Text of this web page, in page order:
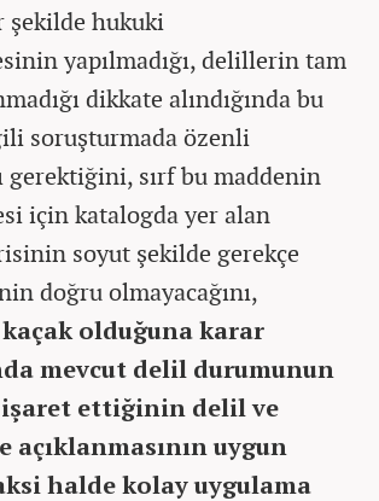
şekilde hukuki
yapılmadığı, delillerin tam
dikkate alındığında bu
soruşturmada özenli
gerektiğini, sırf bu maddenin
için katalogda yer alan
soyut şekilde gerekçe
doğru olmayacağını,
olduğuna karar
mevcut delil durumunun
işaret ettiğinin delil ve
açıklanmasının uygun
halde kolay uygulama